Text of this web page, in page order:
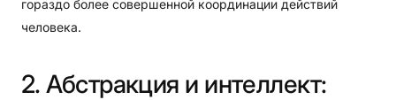
гораздо более совершенной координации действий
человека.
2. Абстракция и интеллект: